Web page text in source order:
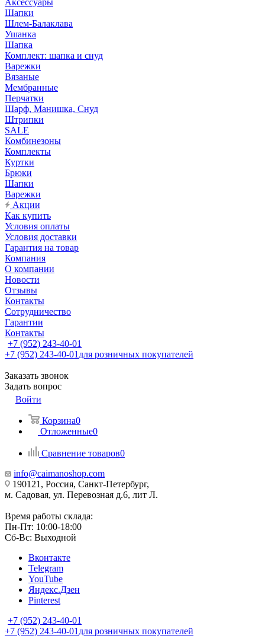
Аксессуары
Шапки
Шлем-Балаклава
Ушанка
Шапка
Комплект: шапка и снуд
Варежки
Вязаные
Мембранные
Перчатки
Шарф, Манишка, Снуд
Штрипки
SALE
Комбинезоны
Комплекты
Куртки
Брюки
Шапки
Варежки
Акции
Как купить
Условия оплаты
Условия доставки
Гарантия на товар
Компания
О компании
Новости
Отзывы
Контакты
Сотрудничество
Гарантии
Контакты
+7 (952) 243-40-01
+7 (952) 243-40-01 для розничных покупателей
Заказать звонок
Задать вопрос
Войти
Корзина0
Отложенные0
Сравнение товаров0
info@caimanoshop.com
190121, Россия, Санкт-Петербург,
м. Садовая, ул. Перевозная д.6, лит Л.
Время работы склада:
Пн-Пт: 10:00-18:00
Сб-Вс: Выходной
Вконтакте
Telegram
YouTube
Яндекс.Дзен
Pinterest
+7 (952) 243-40-01
+7 (952) 243-40-01 для розничных покупателей